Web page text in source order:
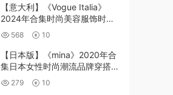
【意大利】《Vogue Italia》
2024年合集时尚美容服饰时装
穿搭pdf潮流杂志（年订阅）
568 10
【日本版】《mina》2020年合
集日本女性时尚潮流品牌穿搭风
格情调意境流行服饰pdf杂志
（12本）
279 10